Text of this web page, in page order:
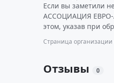
Если вы заметили
АССОЦИАЦИЯ ЕВРО-
этом, указав при
Страница организации
Отзывы 0